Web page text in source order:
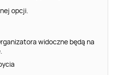
opcji.
widoczne będą na